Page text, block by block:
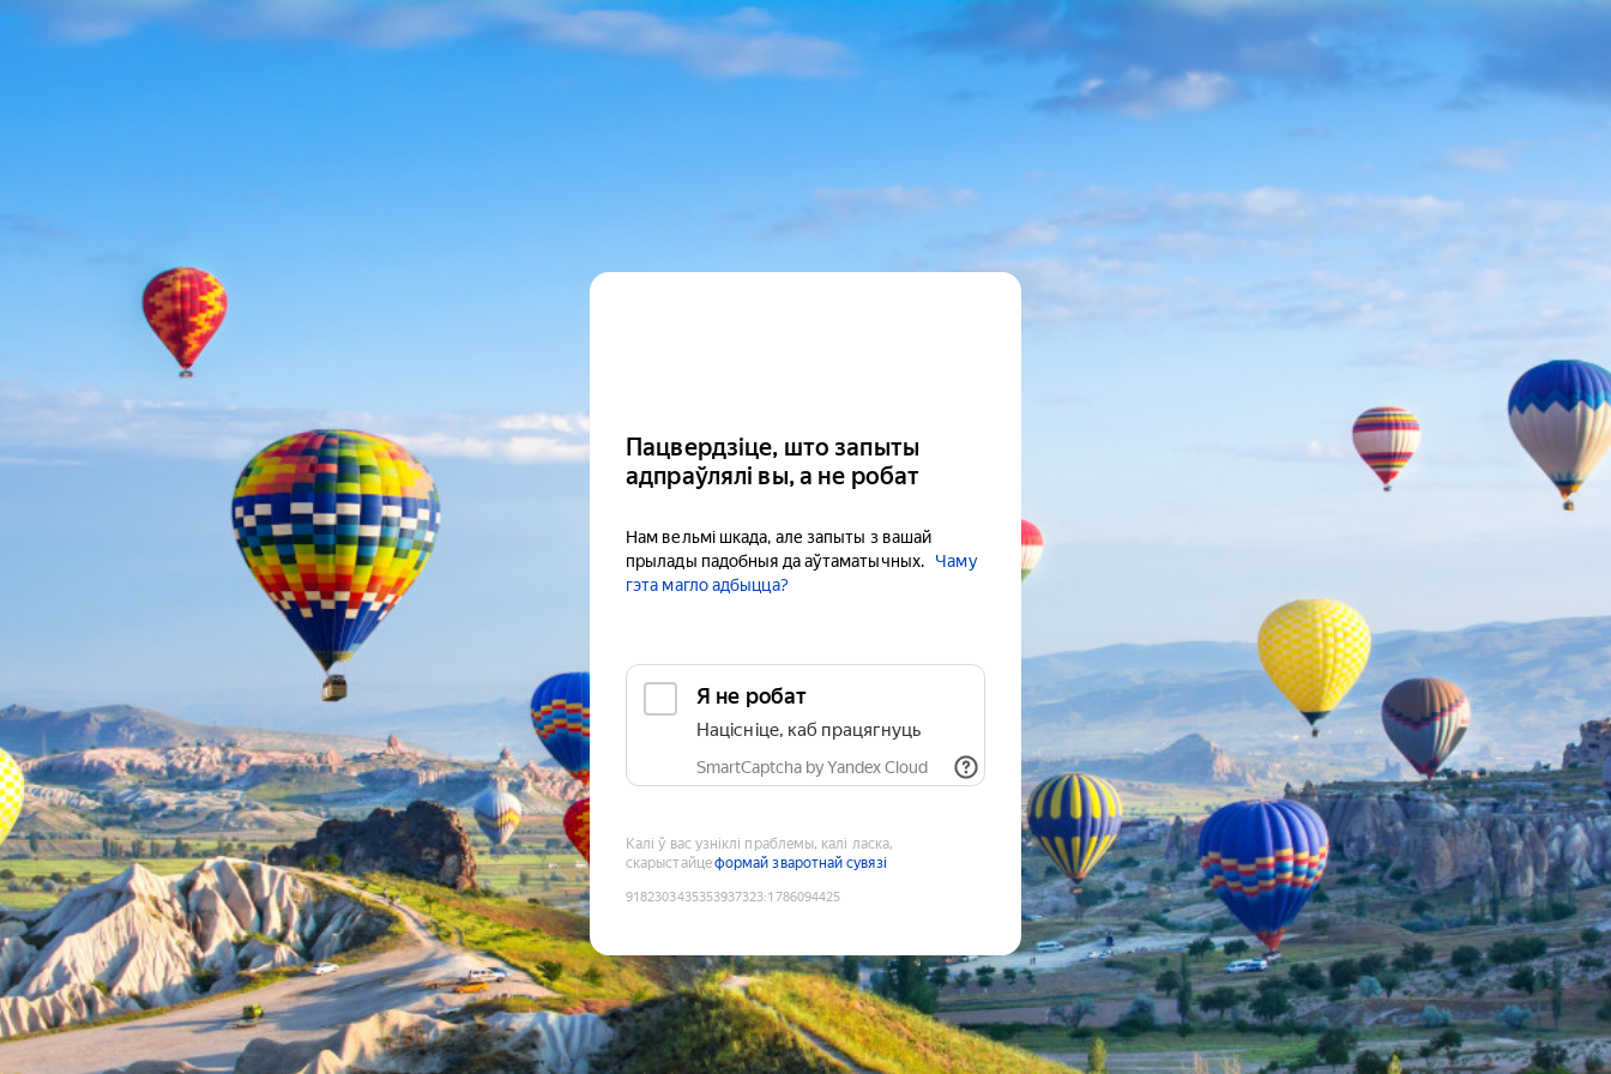
Пацвердзіце, што запыты
адпраўлялі вы, а не робат
Нам вельмі шкада, але запыты з вашай
прылады падобныя да аўтаматычных.
Чаму
гэта магло адбыцца?
Я не робат
Націсніце, каб працягнуць
SmartCaptcha by Yandex Cloud
Калі ў вас узніклі праблемы, калі ласка,
скарыстайцеформай зваротнай сувязі
9182303435353937323:1786094425